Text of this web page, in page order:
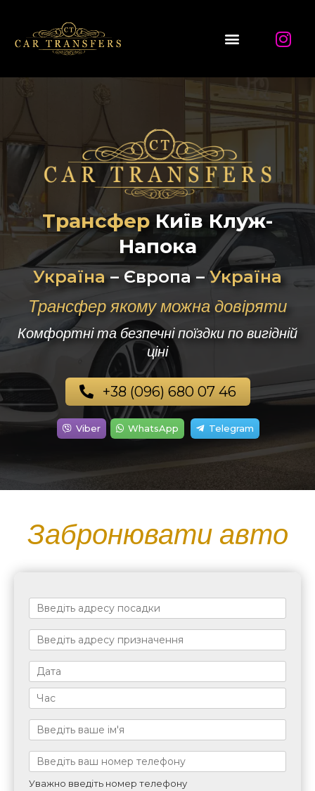
Трансфер Київ Клуж-
Напока
Україна– Європа –Україна
Трансфер якому можна довіряти
Комфортні та безпечні поїздки по вигідній
ціні
+38 (096) 680 07 46
Viber WhatsApp Telegram
Забронювати авто
Уважно введіть номер телефону